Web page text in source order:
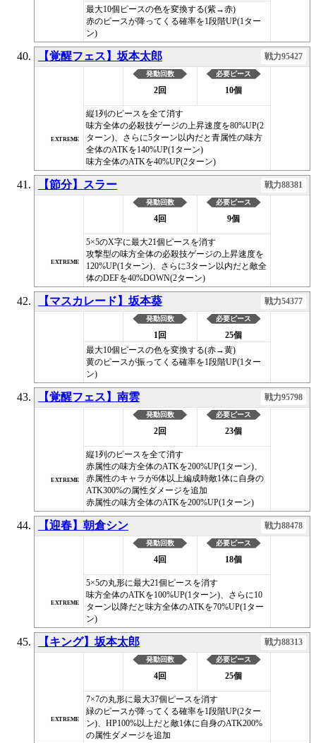
最大10個ピースの色を変換する(紫→赤)
赤のピースが降ってくる確率を1段階UP(1ター
ン)
【覚醒フェス】坂本太郎 戦力95427
EXTREME
発動回数
2回
必要ピース
10個
縦1列のピースを全て消す
味方全体の必殺技ゲージの上昇速度を80%UP(2
ターン)、さらに5ターン以内だと青属性の味方
全体のATKを140%UP(1ターン)
味方全体のATKを40%UP(2ターン)
【節分】スラー 戦力88381
EXTREME
発動回数
4回
必要ピース
9個
5×5のX字に最大21個ピースを消す
攻撃型の味方全体の必殺技ゲージの上昇速度を
120%UP(1ターン)、さらに3ターン以内だと敵全
体のDEFを40%DOWN(2ターン)
【マスカレード】坂本葵 戦力54377
発動回数
1回
必要ピース
25個
最大10個ピースの色を変換する(赤→黄)
黄のピースが振ってくる確率を1段階UP(1ター
ン)
【覚醒フェス】南雲 戦力95798
EXTREME
発動回数
2回
必要ピース
23個
縦1列のピースを全て消す
赤属性の味方全体のATKを200%UP(1ターン)、
赤属性のキャラが6体以上編成時敵1体に自身の
ATK300%の属性ダメージを追加
赤属性の味方全体のATKを200%UP(1ターン)
【迎春】朝倉シン 戦力88478
EXTREME
発動回数
4回
必要ピース
18個
5×5の丸形に最大21個ピースを消す
味方全体のATKを100%UP(1ターン)、さらに10
ターン以降だと味方全体のATKを70%UP(1ター
ン)
【キング】坂本太郎 戦力88313
EXTREME
発動回数
4回
必要ピース
25個
7×7の丸形に最大37個ピースを消す
緑のピースが降ってくる確率を1段階UP(2ター
ン)、HP100%以上だと敵1体に自身のATK200%
の属性ダメージを追加